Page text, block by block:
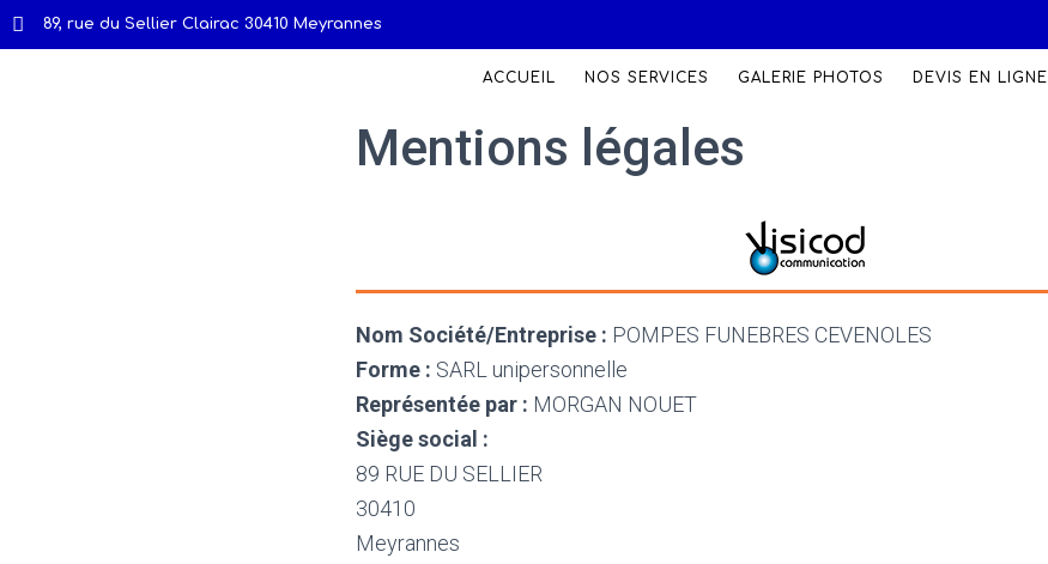
89, rue du Sellier Clairac 30410 Meyrannes
ACCUEIL NOS SERVICES GALERIE PHOTOS DEVIS EN LIGNE
Mentions légales
Nom Société/Entreprise : POMPES FUNEBRES CEVENOLES
Forme : SARL unipersonnelle
Représentée par : MORGAN NOUET
Siège social :
89 RUE DU SELLIER
30410
Meyrannes